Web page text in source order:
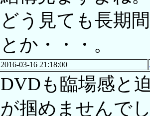
どう見ても長期
とか・・・。
2016-03-16 21:18:00
DVDも臨場感と
が掴めませんで